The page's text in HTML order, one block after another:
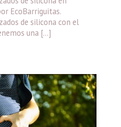
EcoBarriguitas.
de silicona con el
una […]